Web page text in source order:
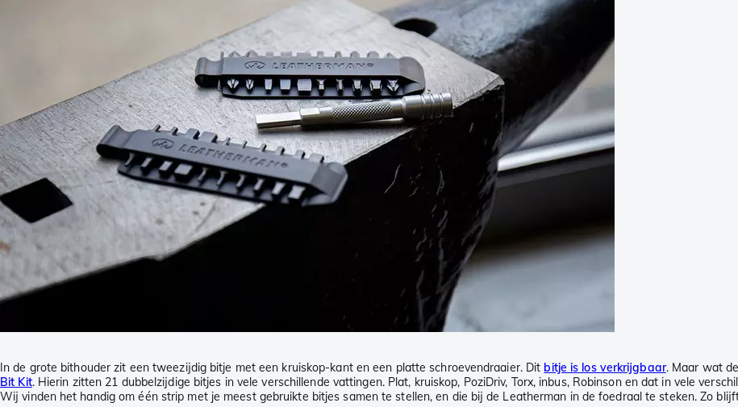
In de grote bithouder zit een tweezijdig bitje met een kruiskop-kant en een platte schroevendraaier. Dit bitje is los verkrijgbaar. Maar wat
Bit Kit. Hierin zitten 21 dubbelzijdige bitjes in vele verschillende vattingen. Plat, kruiskop, PoziDriv, Torx, inbus, Robinson en dat in vele
Wij vinden het handig om één strip met je meest gebruikte bitjes samen te stellen, en die bij de Leatherman in de foedraal te steken. Zo